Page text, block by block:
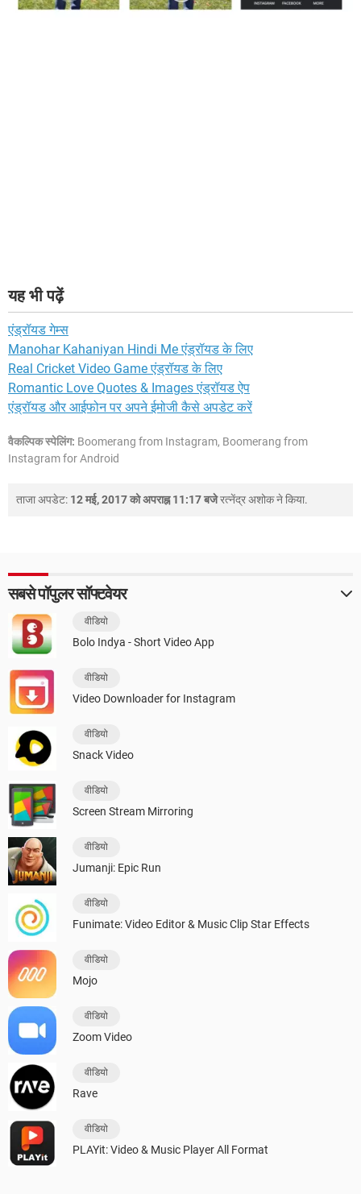
यह भी पढ़ें
एंड्रॉयड गेम्स
Manohar Kahaniyan Hindi Me एंड्रॉयड के लिए
Real Cricket Video Game एंड्रॉयड के लिए
Romantic Love Quotes & Images एंड्रॉयड ऐप
एंड्रॉयड और आईफोन पर अपने ईमोजी कैसे अपडेट करें
वैकल्पिक स्पेलिंग: Boomerang from Instagram, Boomerang from
Instagram for Android
ताजा अपडेट: 12 मई, 2017 को अपराह्न 11:17 बजेरत्नेंद्र अशोकने किया.
सबसे पॉपुलर सॉफ्टवेयर
वीडियो
Bolo Indya - Short Video App
वीडियो
Video Downloader for Instagram
वीडियो
Snack Video
वीडियो
Screen Stream Mirroring
वीडियो
Jumanji: Epic Run
वीडियो
Funimate: Video Editor & Music Clip Star Effects
वीडियो
Mojo
वीडियो
Zoom Video
वीडियो
Rave
वीडियो
PLAYit: Video & Music Player All Format